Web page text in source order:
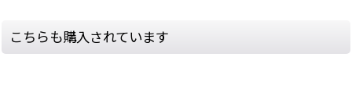
こちらも購入されています